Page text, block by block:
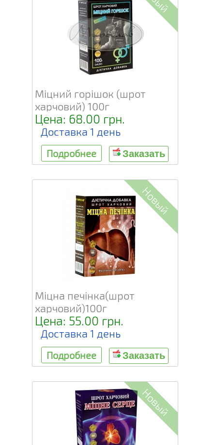
Міцний горішок (шрот
харчовий) 100г
Цена: 68.00 грн.
Доставка 1 день
Подробнее Заказать
Новый
Міцна печінка(шрот
харчовий)100г
Цена: 55.00 грн.
Доставка 1 день
Подробнее Заказать
Новый